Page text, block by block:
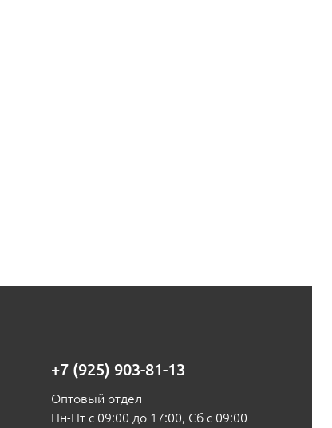
+7 (925) 903-81-13
Оптовый отдел
Пн-Пт с 09:00 до 17:00, Сб с 09:00